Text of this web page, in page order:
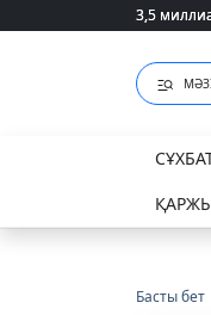
3,5
3,5
Басты бет